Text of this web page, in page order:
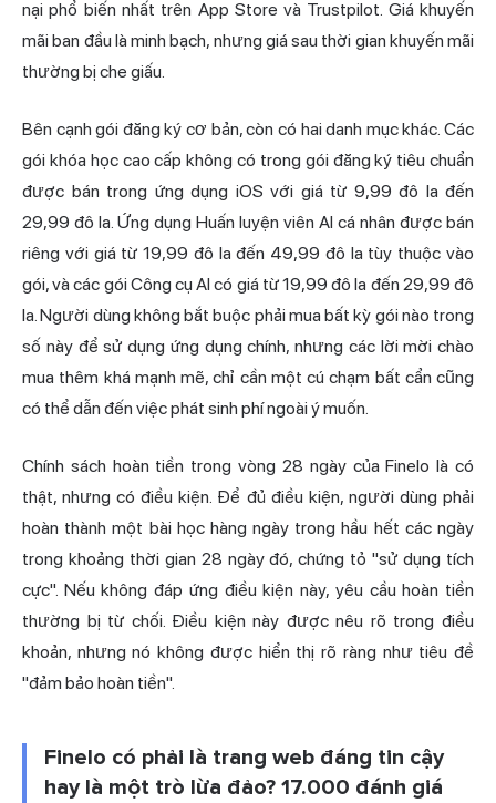
nại phổ biến nhất trên App Store và Trustpilot. Giá khuyến
mãi ban đầu là minh bạch, nhưng giá sau thời gian khuyến mãi
thường bị che giấu.
Bên cạnh gói đăng ký cơ bản, còn có hai danh mục khác. Các
gói khóa học cao cấp không có trong gói đăng ký tiêu chuẩn
được bán trong ứng dụng iOS với giá từ 9,99 đô la đến
29,99 đô la. Ứng dụng Huấn luyện viên AI cá nhân được bán
riêng với giá từ 19,99 đô la đến 49,99 đô la tùy thuộc vào
gói, và các gói Công cụ AI có giá từ 19,99 đô la đến 29,99 đô
la. Người dùng không bắt buộc phải mua bất kỳ gói nào trong
số này để sử dụng ứng dụng chính, nhưng các lời mời chào
mua thêm khá mạnh mẽ, chỉ cần một cú chạm bất cẩn cũng
có thể dẫn đến việc phát sinh phí ngoài ý muốn.
Chính sách hoàn tiền trong vòng 28 ngày của Finelo là có
thật, nhưng có điều kiện. Để đủ điều kiện, người dùng phải
hoàn thành một bài học hàng ngày trong hầu hết các ngày
trong khoảng thời gian 28 ngày đó, chứng tỏ "sử dụng tích
cực". Nếu không đáp ứng điều kiện này, yêu cầu hoàn tiền
thường bị từ chối. Điều kiện này được nêu rõ trong điều
khoản, nhưng nó không được hiển thị rõ ràng như tiêu đề
"đảm bảo hoàn tiền".
Finelo có phải là trang web đáng tin cậy
hay là một trò lừa đảo? 17.000 đánh giá